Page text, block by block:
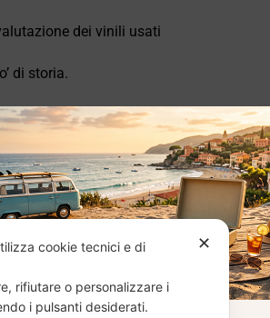
dei vinili usati
di storia.
vinili online?
i vinili usati
✕
cookie tecnici e di
rifiutare o personalizzare i
i pulsanti desiderati.